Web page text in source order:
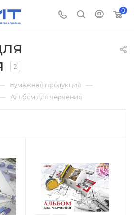
0
2
Бумажная продукция —
Альбом для черчения